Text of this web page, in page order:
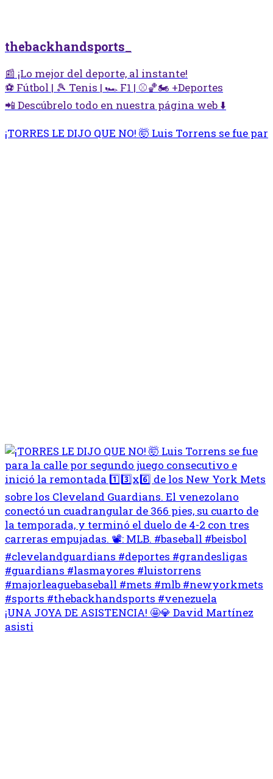
thebackhandsports_
📰 ¡Lo mejor del deporte, al instante!
⚽ Fútbol | 🎾 Tenis | 🏎️ F1 | ⚾🏀🏍️ +Deportes
📲 Descúbrelo todo en nuestra página web ⬇️
¡TORRES LE DIJO QUE NO! 🤯 Luis Torrens se fue par
¡UNA JOYA DE ASISTENCIA! 🤩💎 David Martínez
asisti